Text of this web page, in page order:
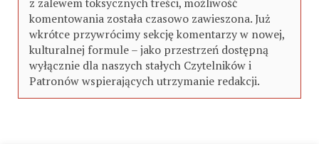
z zalewem toksycznych treści, możliwość
komentowania została czasowo zawieszona. Już
wkrótce przywrócimy sekcję komentarzy w nowej,
kulturalnej formule – jako przestrzeń dostępną
wyłącznie dla naszych stałych Czytelników i
Patronów wspierających utrzymanie redakcji.